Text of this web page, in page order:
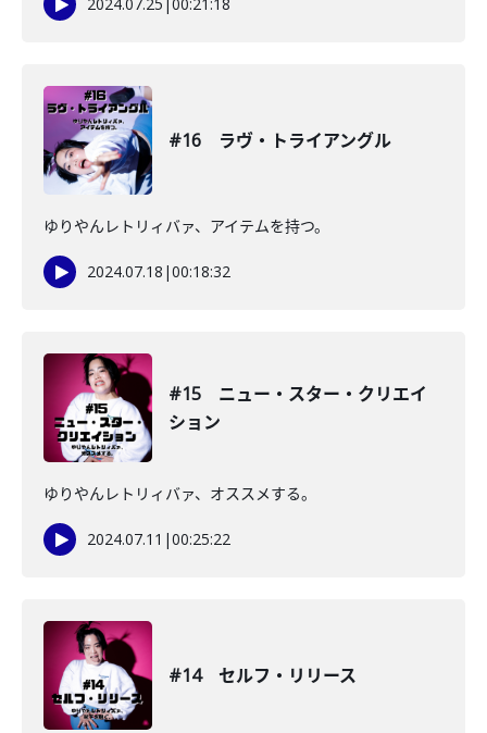
#16 ラヴ・トライアングル
ゆりやんレトリィバァ、アイテムを持つ。
2024.07.18 |00:18:32
#15 ニュー・スター・クリエイ
ション
ゆりやんレトリィバァ、オススメする。
2024.07.11 |00:25:22
#14 セルフ・リリース